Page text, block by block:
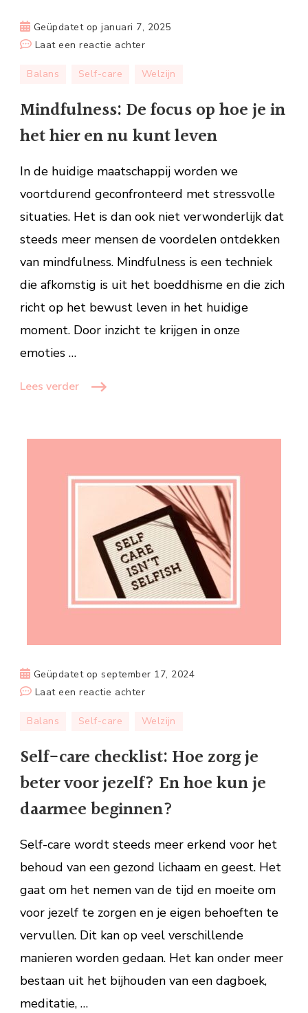
Geüpdatet opjanuari 7, 2025
Laat een reactie achterop
De
op
hoe
in
het
en
nu
kunt
leven
Balans Self-care Welzijn
Mindfulness: De focus op hoe je in
het hier en nu kunt leven
In de huidige maatschappij worden we
voortdurend geconfronteerd met stressvolle
situaties. Het is dan ook niet verwonderlijk dat
steeds meer mensen de voordelen ontdekken
van mindfulness. Mindfulness is een techniek
die afkomstig is uit het boeddhisme en die zich
richt op het bewust leven in het huidige
moment. Door inzicht te krijgen in onze
emoties …
Lees verder
Geüpdatet op september 17, 2024
Laat een reactie achterop
care
Hoe
zorg
beter
jezelf?
En
hoe
kun
daarmee
beginnen?
Balans Self-care Welzijn
Self-care checklist: Hoe zorg je
beter voor jezelf? En hoe kun je
daarmee beginnen?
Self-care wordt steeds meer erkend voor het
behoud van een gezond lichaam en geest. Het
gaat om het nemen van de tijd en moeite om
voor jezelf te zorgen en je eigen behoeften te
vervullen. Dit kan op veel verschillende
manieren worden gedaan. Het kan onder meer
bestaan uit het bijhouden van een dagboek,
meditatie, …